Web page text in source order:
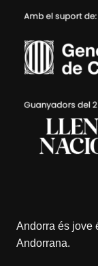
Andorra és jove
Andorrana.